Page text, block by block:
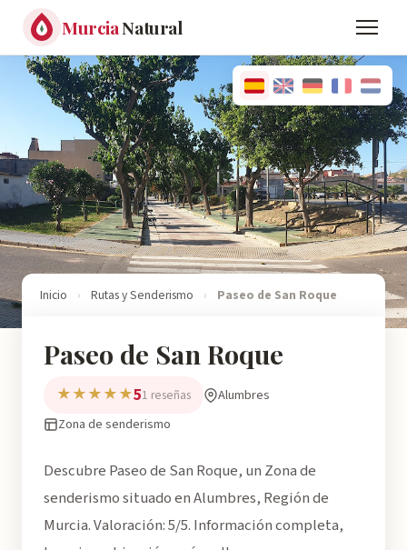
MurciaNatural
Inicio › Rutas y Senderismo › Paseo de San Roque
Paseo de San Roque
★★★★★51 reseñas
Alumbres
Zona de senderismo
Descubre Paseo de San Roque, un Zona de
senderismo situado en Alumbres, Región de
Murcia. Valoración: 5/5. Información completa,